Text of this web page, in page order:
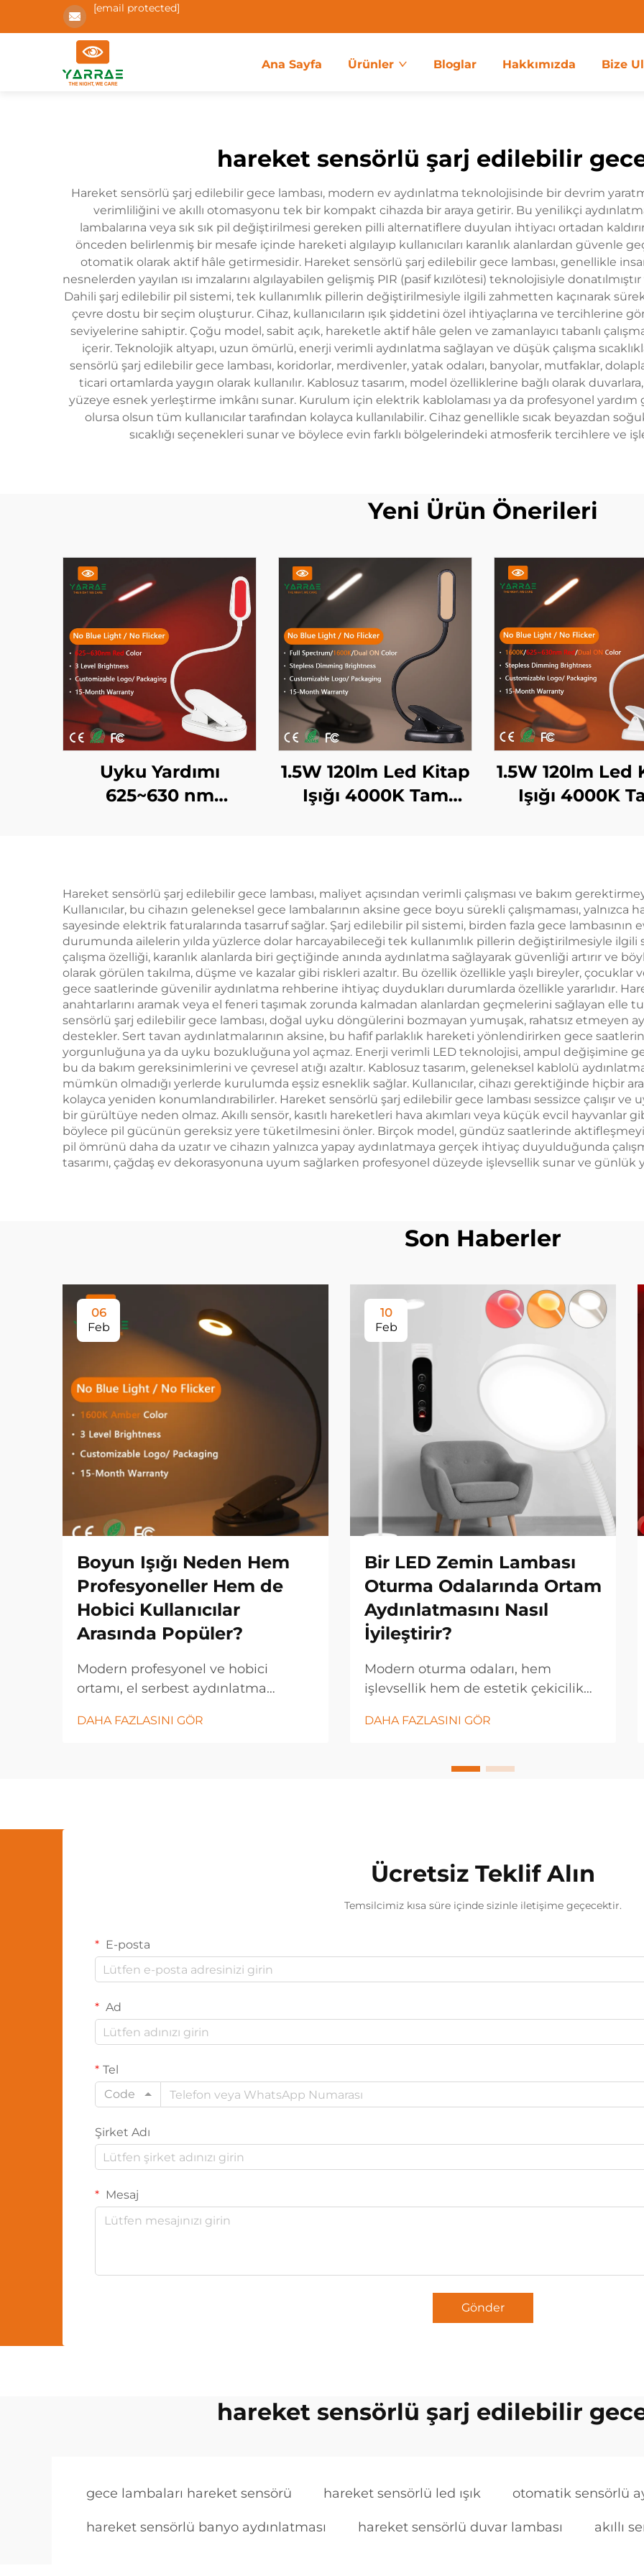
[email protected]
Ana Sayfa Ürünler Bloglar Hakkımızda Bize
hareket sensörlü şarj edilebilir
Hareket sensörlü şarj edilebilir gece lambası, modern ev aydınlatma teknolojisinde bir devrim
verimliliğini ve akıllı otomasyonu tek bir kompakt cihazda bir araya getirir. Bu yenilikçi
lambalarına veya sık sık pil değiştirilmesi gereken pilli alternatiflere duyulan ihtiyacı ortadan
önceden belirlenmiş bir mesafe içinde hareketi algılayıp kullanıcıları karanlık alanlardan güvenle
otomatik olarak aktif hâle getirmesidir. Hareket sensörlü şarj edilebilir gece lambası, genellikle
nesnelerden yayılan ısı imzalarını algılayabilen gelişmiş PIR (pasif kızılötesi) teknolojisiyle
Dahili şarj edilebilir pil sistemi, tek kullanımlık pillerin değiştirilmesiyle ilgili zahmetten kaçınarak
çevre dostu bir seçim oluşturur. Cihaz, kullanıcıların ışık şiddetini özel ihtiyaçlarına ve tercihlerine
seviyelerine sahiptir. Çoğu model, sabit açık, hareketle aktif hâle gelen ve zamanlayıcı tabanlı
içerir. Teknolojik altyapı, uzun ömürlü, enerji verimli aydınlatma sağlayan ve düşük çalışma
sensörlü şarj edilebilir gece lambası, koridorlar, merdivenler, yatak odaları, banyolar, mutfaklar,
ticari ortamlarda yaygın olarak kullanılır. Kablosuz tasarım, model özelliklerine bağlı olarak
yüzeye esnek yerleştirme imkânı sunar. Kurulum için elektrik kablolaması ya da profesyonel
olursa olsun tüm kullanıcılar tarafından kolayca kullanılabilir. Cihaz genellikle sıcak beyazdan
sıcaklığı seçenekleri sunar ve böylece evin farklı bölgelerindeki atmosferik tercihlere ve
Yeni Ürün Önerileri
Uyku Yardımı
625~630 nm
Cisim LED Kitap Işığı
1.5W 120lm Led Kitap
Işığı 4000K Tam
Kitap Işığı
1.5W 120lm Led
Işığı 4000K
Kitap Işığı
Hareket sensörlü şarj edilebilir gece lambası, maliyet açısından verimli çalışması ve bakım
Kullanıcılar, bu cihazın geleneksel gece lambalarının aksine gece boyu sürekli çalışmaması, yalnızca
sayesinde elektrik faturalarında tasarruf sağlar. Şarj edilebilir pil sistemi, birden fazla gece lambasının
durumunda ailelerin yılda yüzlerce dolar harcayabileceği tek kullanımlık pillerin değiştirilmesiyle ilgili
çalışma özelliği, karanlık alanlarda biri geçtiğinde anında aydınlatma sağlayarak güvenliği artırır ve
olarak görülen takılma, düşme ve kazalar gibi riskleri azaltır. Bu özellik özellikle yaşlı bireyler, çocuklar
gece saatlerinde güvenilir aydınlatma rehberine ihtiyaç duydukları durumlarda özellikle yararlıdır.
anahtarlarını aramak veya el feneri taşımak zorunda kalmadan alanlardan geçmelerini sağlayan elle
sensörlü şarj edilebilir gece lambası, doğal uyku döngülerini bozmayan yumuşak, rahatsız etmeyen
destekler. Sert tavan aydınlatmalarının aksine, bu hafif parlaklık hareketi yönlendirirken gece
yorgunluğuna ya da uyku bozukluğuna yol açmaz. Enerji verimli LED teknolojisi, ampul değişimine
bu da bakım gereksinimlerini ve çevresel atığı azaltır. Kablosuz tasarım, geleneksel kablolü
mümkün olmadığı yerlerde kurulumda eşsiz esneklik sağlar. Kullanıcılar, cihazı gerektiğinde hiçbir
kolayca yeniden konumlandırabilirler. Hareket sensörlü şarj edilebilir gece lambası sessizce çalışır
bir gürültüye neden olmaz. Akıllı sensör, kasıtlı hareketleri hava akımları veya küçük evcil hayvanlar
böylece pil gücünün gereksiz yere tüketilmesini önler. Birçok model, gündüz saatlerinde aktifleşmeyi
pil ömrünü daha da uzatır ve cihazın yalnızca yapay aydınlatmaya gerçek ihtiyaç duyulduğunda
tasarımı, çağdaş ev dekorasyonuna uyum sağlarken profesyonel düzeyde işlevsellik sunar ve günlük
Son Haberler
06
Feb
Boyun Işığı Neden Hem
Profesyoneller Hem de
Hobici Kullanıcılar
Arasında Popüler?
Modern profesyonel ve hobici
ortamı, el serbest aydınlatma
dönüş yaşadı; bu bağlamda boyun
DAHA FAZLASINI GÖR
10
Feb
Bir LED Zemin Lambası
Oturma Odalarında Ortam
Aydınlatmasını Nasıl
İyileştirir?
Modern oturma odaları, hem
işlevsellik hem de estetik çekicilik
çözümleri gerektirir. Bir LED zemin
sayesinde herhangi bir mekânın
DAHA FAZLASINI GÖR
Ücretsiz Teklif Alın
Temsilcimiz kısa süre içinde sizinle iletişime geçecektir.
E-posta
Ad
Tel
Code
Şirket Adı
Mesaj
Gönder
hareket sensörlü şarj edilebilir
gece lambaları hareket sensörü hareket sensörlü led ışık otomatik sensörlü
hareket sensörlü banyo aydınlatması hareket sensörlü duvar lambası akıllı